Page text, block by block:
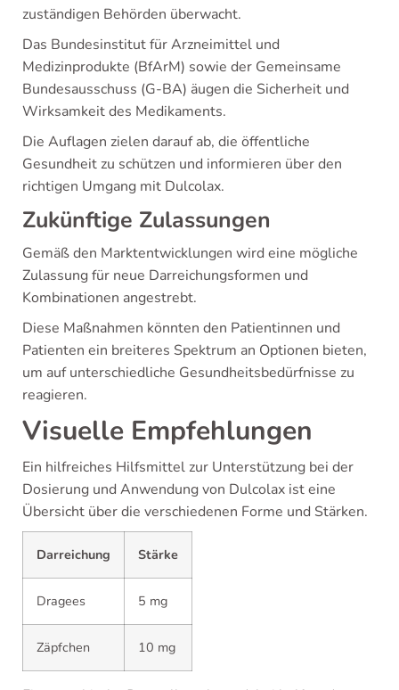
zuständigen Behörden überwacht.
Das Bundesinstitut für Arzneimittel und
Medizinprodukte (BfArM) sowie der Gemeinsame
Bundesausschuss (G-BA) äugen die Sicherheit und
Wirksamkeit des Medikaments.
Die Auflagen zielen darauf ab, die öffentliche
Gesundheit zu schützen und informieren über den
richtigen Umgang mit Dulcolax.
Zukünftige Zulassungen
Gemäß den Marktentwicklungen wird eine mögliche
Zulassung für neue Darreichungsformen und
Kombinationen angestrebt.
Diese Maßnahmen könnten den Patientinnen und
Patienten ein breiteres Spektrum an Optionen bieten,
um auf unterschiedliche Gesundheitsbedürfnisse zu
reagieren.
Visuelle Empfehlungen
Ein hilfreiches Hilfsmittel zur Unterstützung bei der
Dosierung und Anwendung von Dulcolax ist eine
Übersicht über die verschiedenen Forme und Stärken.
Darreichung Stärke
Dragees 5 mg
Zäpfchen 10 mg